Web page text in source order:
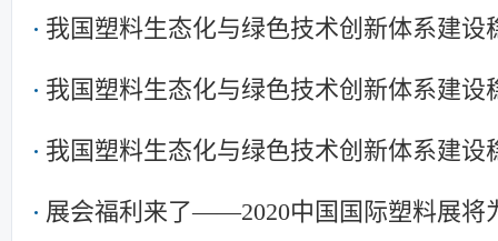
我国塑料生态化与绿色技术创新体系建设
我国塑料生态化与绿色技术创新体系建设
我国塑料生态化与绿色技术创新体系建设
展会福利来了——2020中国国际塑料展将